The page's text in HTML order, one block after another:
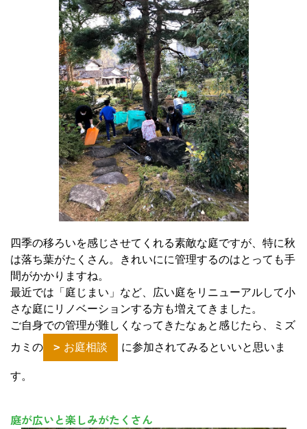
四季の移ろいを感じさせてくれる素敵な庭ですが、特に秋
は落ち葉がたくさん。きれいにに管理するのはとっても手
間がかかりますね。
最近では「庭じまい」など、広い庭をリニューアルして小
さな庭にリノベーションする方も増えてきました。
ご自身での管理が難しくなってきたなぁと感じたら、ミズ
カミの
お庭相談 に参加されてみるといいと思いま
す。
庭が広いと楽しみがたくさん